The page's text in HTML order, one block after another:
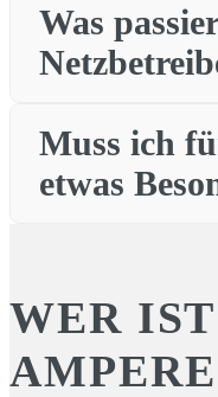
Teileinspeisung:Du
Solarstroms selbst
Netz und optimierst
7,87 ct/kWhbei
12,48 ct/kWhbei
Was
nicht
Muss ich
etwas
Erzeugungsanlage
WER